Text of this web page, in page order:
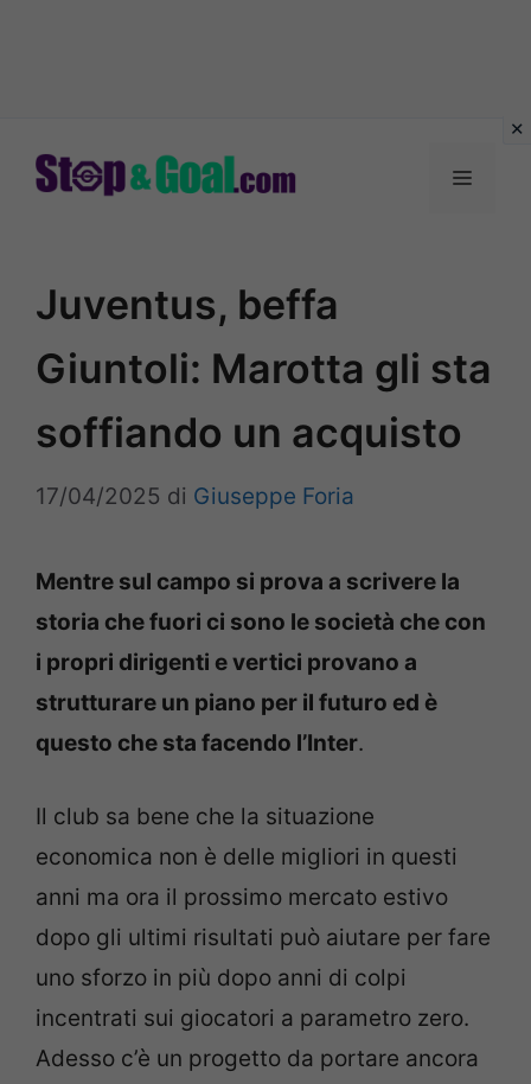
Menu
Juventus, beffa
Giuntoli: Marotta gli sta
soffiando un acquisto
17/04/2025 di Giuseppe Foria
Mentre sul campo si prova a scrivere la
storia che fuori ci sono le società che con
i propri dirigenti e vertici provano a
strutturare un piano per il futuro ed è
questo che sta facendo l’Inter.
Il club sa bene che la situazione
economica non è delle migliori in questi
anni ma ora il prossimo mercato estivo
dopo gli ultimi risultati può aiutare per fare
uno sforzo in più dopo anni di colpi
incentrati sui giocatori a parametro zero.
Adesso c’è un progetto da portare ancora